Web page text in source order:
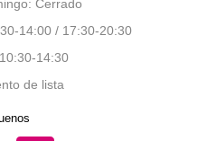
Cerrado
14:00 / 17:30-20:30
14:30
de lista